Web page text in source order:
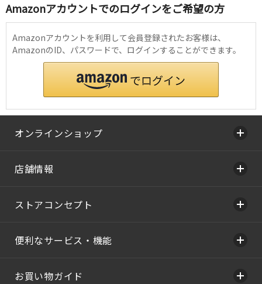
Amazonアカウントでのログインをご希望の方
Amazonアカウントを利用して会員登録されたお客様は、
AmazonのID、パスワードで、ログインすることができます。
オンラインショップ
店舗情報
ストアコンセプト
便利なサービス・機能
お買い物ガイド